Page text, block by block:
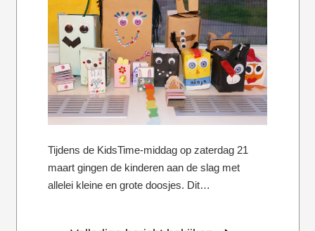
Tijdens de KidsTime-middag op zaterdag 21
maart gingen de kinderen aan de slag met
allelei kleine en grote doosjes. Dit…